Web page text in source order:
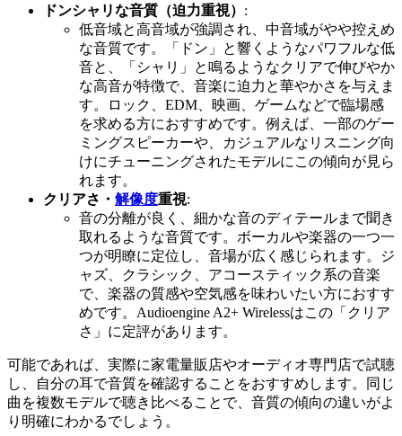
ドンシャリな音質（迫力重視） :
低音域と高音域が強調され、中音域がやや控えめ
な音質です。「ドン」と響くようなパワフルな低
音と、「シャリ」と鳴るようなクリアで伸びやか
な高音が特徴で、音楽に迫力と華やかさを与えま
す。ロック、EDM、映画、ゲームなどで臨場感
を求める方におすすめです。例えば、一部のゲー
ミングスピーカーや、カジュアルなリスニング向
けにチューニングされたモデルにこの傾向が見ら
れます。
クリアさ・ 解像度重視:
音の分離が良く、細かな音のディテールまで聞き
取れるような音質です。ボーカルや楽器の一つ一
つが明瞭に定位し、音場が広く感じられます。ジ
ャズ、クラシック、アコースティック系の音楽
で、楽器の質感や空気感を味わいたい方におすす
めです。Audioengine A2+ Wirelessはこの「クリア
さ」に定評があります。
可能であれば、実際に家電量販店やオーディオ専門店で試聴
し、自分の耳で音質を確認することをおすすめします。同じ
曲を複数モデルで聴き比べることで、音質の傾向の違いがよ
り明確にわかるでしょう。